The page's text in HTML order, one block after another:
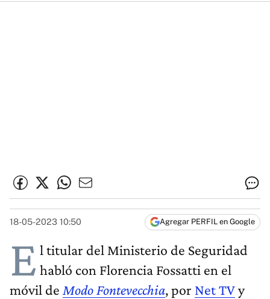
18-05-2023 10:50 Agregar PERFIL en Google
E l titular del Ministerio de Seguridad
habló con Florencia Fossatti en el
móvil de Modo Fontevecchia, por Net TVy